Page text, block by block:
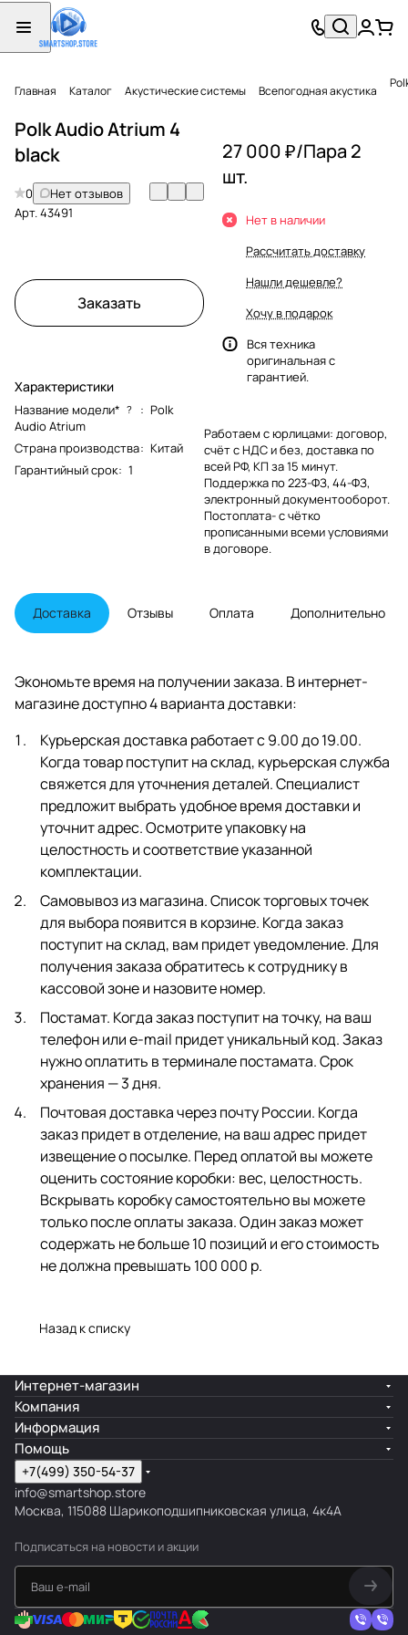
Главная Каталог Акустические системы Всепогодная акустика
Polk Audio Atrium 4
black
0
Нет отзывов
Арт.43491
Заказать
Характеристики
Название модели* ? : Polk
Audio Atrium
Страна производства: Китай
Гарантийный срок: 1
27 000 ₽/Пара 2
шт.
Нет в наличии
Рассчитать доставку
Нашли дешевле?
Хочу в подарок
Вся техника
оригинальная с
гарантией.
Работаем с юрлицами: договор,
счёт с НДС и без, доставка по
всей РФ, КП за 15 минут.
Поддержка по 223-ФЗ, 44-ФЗ,
электронный документооборот.
Постоплата- с чётко
прописанными всеми условиями
в договоре.
Доставка Отзывы Оплата Дополнительно
Экономьте время на получении заказа. В интернет-
магазине доступно 4 варианта доставки:
Курьерская доставка работает с 9.00 до 19.00.
Когда товар поступит на склад, курьерская служба
свяжется для уточнения деталей. Специалист
предложит выбрать удобное время доставки и
уточнит адрес. Осмотрите упаковку на
целостность и соответствие указанной
комплектации.
Самовывоз из магазина. Список торговых точек
для выбора появится в корзине. Когда заказ
поступит на склад, вам придет уведомление. Для
получения заказа обратитесь к сотруднику в
кассовой зоне и назовите номер.
Постамат. Когда заказ поступит на точку, на ваш
телефон или e-mail придет уникальный код. Заказ
нужно оплатить в терминале постамата. Срок
хранения — 3 дня.
Почтовая доставка через почту России. Когда
заказ придет в отделение, на ваш адрес придет
извещение о посылке. Перед оплатой вы можете
оценить состояние коробки: вес, целостность.
Вскрывать коробку самостоятельно вы можете
только после оплаты заказа. Один заказ может
содержать не больше 10 позиций и его стоимость
не должна превышать 100 000 р.
Назад к списку
Интернет-магазин
Компания
Информация
Помощь
+7(499) 350-54-37
info@smartshop.store
Москва, 115088 Шарикоподшипниковская улица, 4к4А
Подписаться на новости и акции